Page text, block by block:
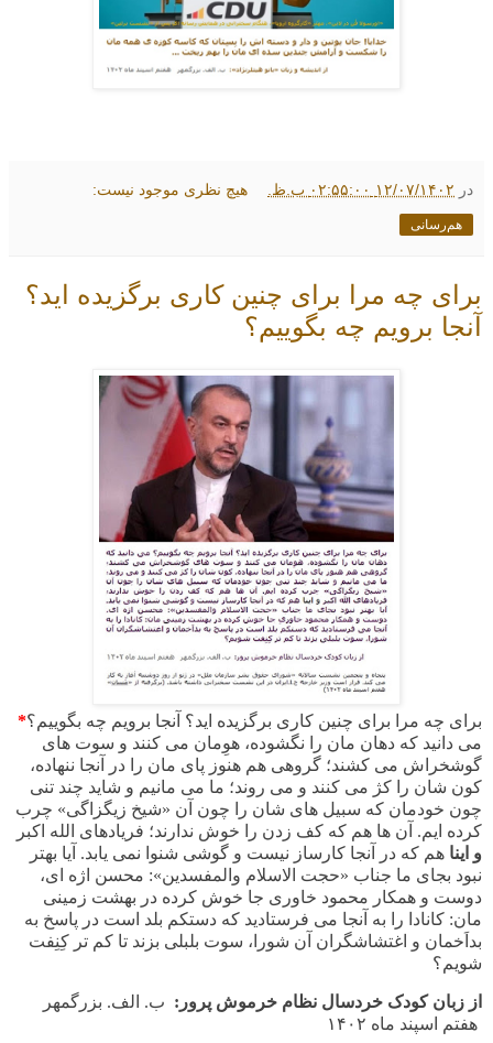
در ۱۲/۰۷/۱۴۰۲ ۰۲:۵۵:۰۰ ب.ظ. هیچ نظری موجود نیست:
هم‌رسانی
برای چه مرا برای چنین کاری برگزیده اید؟
آنجا برویم چه بگوییم؟
برای چه مرا برای چنین کاری برگزیده اید؟ آنجا برویم چه بگوییم؟*
می دانید که دهان مان را نگشوده، هوِمان می کنند و سوت های
گوشخراش می کشند؛ گروهی هم هنوز پای مان را در آنجا ننهاده،
کون شان را کژ می کنند و می روند؛ ما می مانیم و شاید چند تنی
چون خودمان که سبیل های شان را چون آن «شیخ زیگزاگی» چرب
کرده ایم. آن ها هم که کف زدن را خوش ندارند؛ فریادهای الله اکبر
و اینا هم که در آنجا کارساز نیست و گوشی شنوا نمی یابد. آیا بهتر
نبود بجای ما جناب «حجت الاسلام والمفسدین»: محسن اژه ای،
دوست و همکار محمود خاوری جا خوش کرده در بهشت زمینی
مان: کانادا را به آنجا می فرستادید که دستکم بلد است در پاسخ به
بداَخمان و اغتشاشگران آن شورا، سوت بلبلی بزند تا کم تر کِنِفت
شویم؟
از زبان کودک خردسال نظام خرموش پرور: ب. الف. بزرگمهر
هفتم اسپند ماه ۱۴۰۲